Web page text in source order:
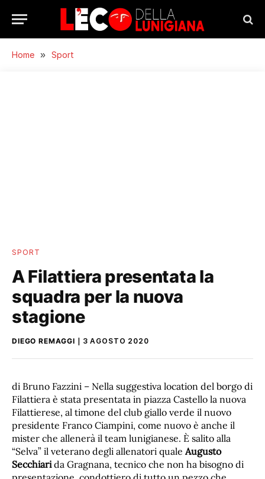
Home » Sport
SPORT
A Filattiera presentata la
squadra per la nuova
stagione
DIEGO REMAGGI 3 AGOSTO 2020
di Bruno Fazzini – Nella suggestiva location del borgo di
Filattiera è stata presentata in piazza Castello la nuova
Filattierese, al timone del club giallo verde il nuovo
presidente Franco Ciampini, come nuovo è anche il
mister che allenerà il team lunigianese. È salito alla
“Selva” il veterano degli allenatori quale Augusto
Secchiarida Gragnana, tecnico che non ha bisogno di